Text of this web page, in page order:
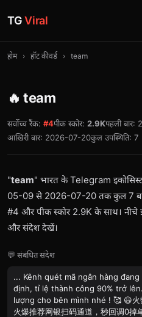
TGViral
होम › हॉट कीवर्ड › team
🔥 team
सर्वोच्च रैंक: #4पीक स्कोर: 2.9Kपहली
आख़िरी बार: 2026-07-20कुल उपस्थिति: 7
"team" भारत के Telegram
05-09 से 2026-07-20 तक कुल 7 बार
#4 और पीक स्कोर 2.9K के साथ। नीचे
और संदेश देखें।
💬 संबंधित संदेश
... Kênh quét mã ngân hàng
định, tỉ lệ thành công 90% trở
lượng cho bên mình nhé ! 🥰 😃火
火爆推荐网银扫码通道，秒回调0